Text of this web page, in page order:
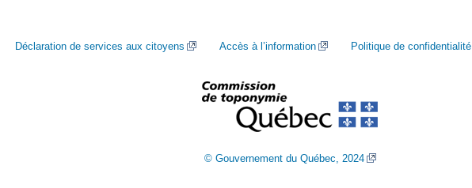
Déclaration de services aux citoyens Accès à l’information Politique de confidentialité
© Gouvernement du Québec, 2024